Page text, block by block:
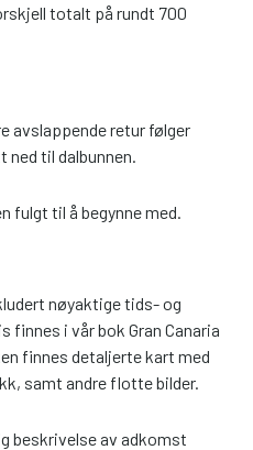
totalt på rundt 700
avslappende retur følger
ned til dalbunnen.
fulgt til å begynne med.
nøyaktige tids- og
finnes i vår bok Gran Canaria
finnes detaljerte kart med
samt andre flotte bilder.
beskrivelse av adkomst